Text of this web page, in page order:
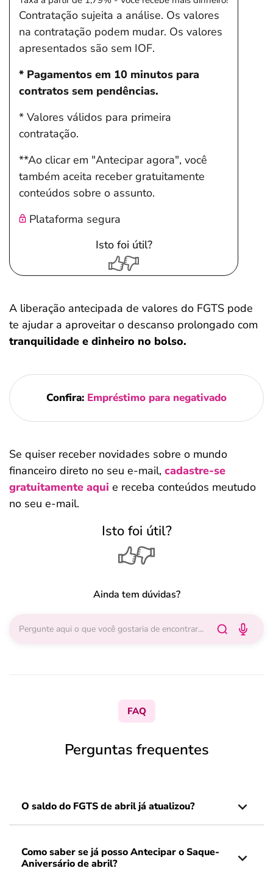
Contratação sujeita a análise. Os valores
na contratação podem mudar. Os valores
apresentados são sem IOF.
* Pagamentos em 10 minutos para
contratos sem pendências.
* Valores válidos para primeira
contratação.
**Ao clicar em "Antecipar agora", você
também aceita receber gratuitamente
conteúdos sobre o assunto.
Plataforma segura
Isto foi útil?
A liberação antecipada de valores do FGTS pode
te ajudar a aproveitar o descanso prolongado com
tranquilidade e dinheiro no bolso.
Confira: Empréstimo para negativado
Se quiser receber novidades sobre o mundo
financeiro direto no seu e-mail, cadastre-se
gratuitamente aqui e receba conteúdos meutudo
no seu e-mail.
Isto foi útil?
Ainda tem dúvidas?
FAQ
Perguntas frequentes
O saldo do FGTS de abril já atualizou?
Como saber se já posso Antecipar o Saque-
Aniversário de abril?